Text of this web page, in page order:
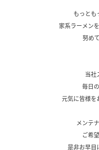
もっとも
家系ラーメン
努め
当社
毎日
元気に皆様を
メンテ
ご希
是非お早目